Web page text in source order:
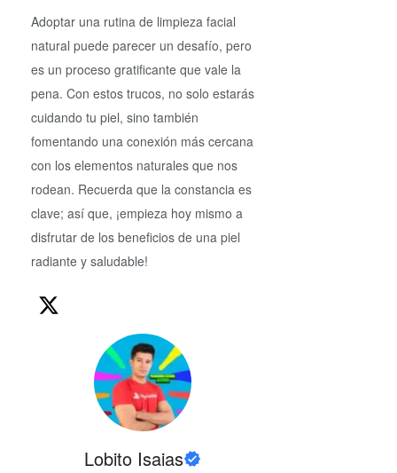
Adoptar una rutina de limpieza facial
natural puede parecer un desafío, pero
es un proceso gratificante que vale la
pena. Con estos trucos, no solo estarás
cuidando tu piel, sino también
fomentando una conexión más cercana
con los elementos naturales que nos
rodean. Recuerda que la constancia es
clave; así que, ¡empieza hoy mismo a
disfrutar de los beneficios de una piel
radiante y saludable!
Lobito Isaias